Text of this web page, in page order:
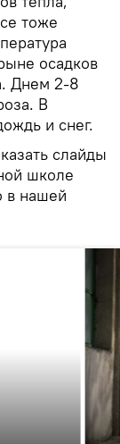
тоже
осадков
Днем 2-8
В
и снег.
слайды
школе
в нашей